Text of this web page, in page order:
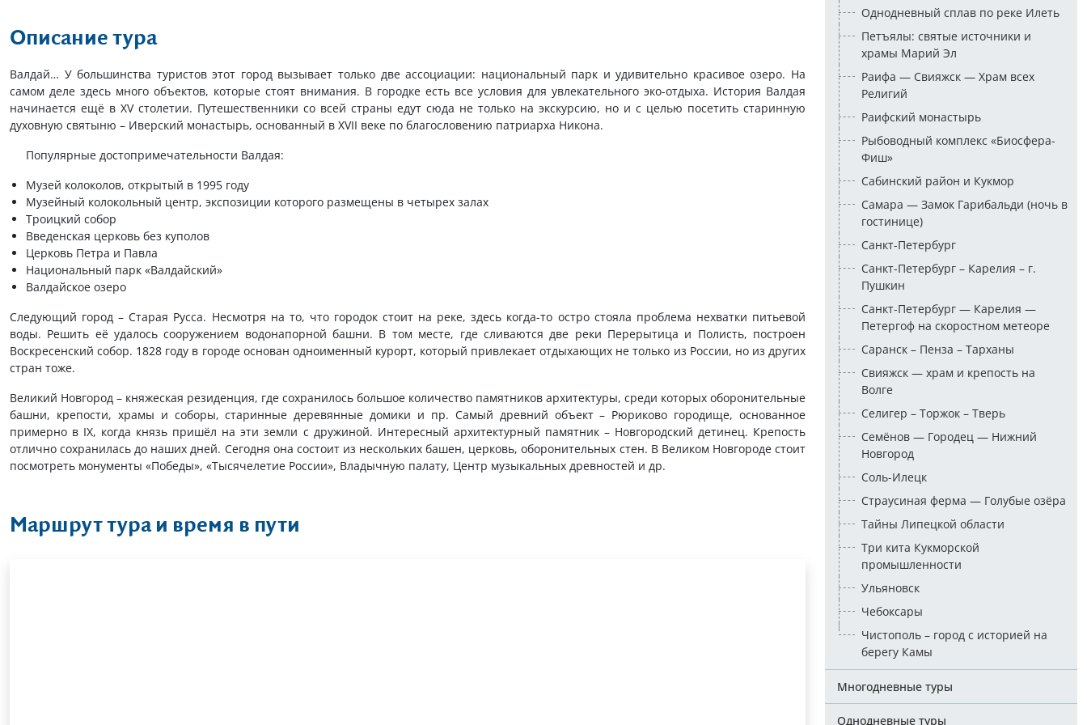
Описание тура
Валдай… У большинства туристов этот город вызывает только две ассоциации: национальный парк и удивительно красивое озеро. На
самом деле здесь много объектов, которые стоят внимания. В городке есть все условия для увлекательного эко-отдыха. История Валдая
начинается ещё в XV столетии. Путешественники со всей страны едут сюда не только на экскурсию, но и с целью посетить старинную
духовную святыню – Иверский монастырь, основанный в XVII веке по благословению патриарха Никона.
Популярные достопримечательности Валдая:
Музей колоколов, открытый в 1995 году
Музейный колокольный центр, экспозиции которого размещены в четырех залах
Троицкий собор
Введенская церковь без куполов
Церковь Петра и Павла
Национальный парк «Валдайский»
Валдайское озеро
Следующий город – Старая Русса. Несмотря на то, что городок стоит на реке, здесь когда-то остро стояла проблема нехватки питьевой
воды. Решить её удалось сооружением водонапорной башни. В том месте, где сливаются две реки Перерытица и Полисть, построен
Воскресенский собор. 1828 году в городе основан одноименный курорт, который привлекает отдыхающих не только из России, но из других
стран тоже.
Великий Новгород – княжеская резиденция, где сохранилось большое количество памятников архитектуры, среди которых оборонительные
башни, крепости, храмы и соборы, старинные деревянные домики и пр. Самый древний объект – Рюриково городище, основанное
примерно в IX, когда князь пришёл на эти земли с дружиной. Интересный архитектурный памятник – Новгородский детинец. Крепость
отлично сохранилась до наших дней. Сегодня она состоит из нескольких башен, церковь, оборонительных стен. В Великом Новгороде стоит
посмотреть монументы «Победы», «Тысячелетие России», Владычную палату, Центр музыкальных древностей и др.
Маршрут тура и время в пути
Однодневный сплав по реке Илеть
Петъялы: святые источники и
храмы Марий Эл
Раифа — Свияжск — Храм всех
Религий
Раифский монастырь
Рыбоводный комплекс «Биосфера-
Фиш»
Сабинский район и Кукмор
Самара — Замок Гарибальди (ночь в
гостинице)
Санкт-Петербург
Санкт-Петербург – Карелия – г.
Пушкин
Санкт-Петербург — Карелия —
Петергоф на скоростном метеоре
Саранск – Пенза – Тарханы
Свияжск — храм и крепость на
Волге
Селигер – Торжок – Тверь
Семёнов — Городец — Нижний
Новгород
Соль-Илецк
Страусиная ферма — Голубые озёра
Тайны Липецкой области
Три кита Кукморской
промышленности
Ульяновск
Чебоксары
Чистополь – город с историей на
берегу Камы
Многодневные туры
Однодневные туры